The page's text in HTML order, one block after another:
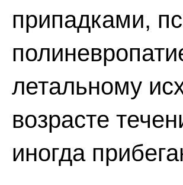
припадками,
летальному
возрасте
иногда